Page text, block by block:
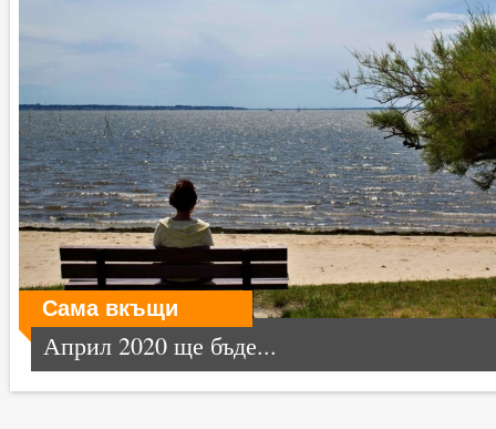
Сама вкъщи
Април 2020 ще бъде...